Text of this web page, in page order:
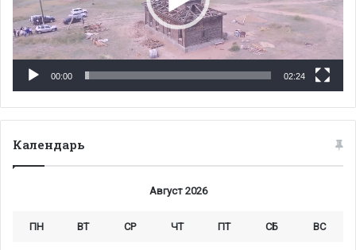
00:00 02:24
Календарь
Август 2026
ПН ВТ СР ЧТ ПТ СБ ВС